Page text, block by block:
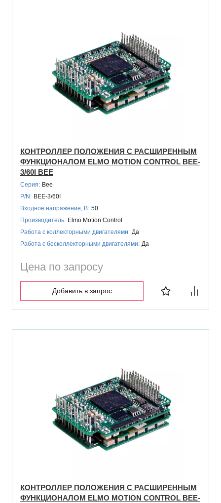
КОНТРОЛЛЕР ПОЛОЖЕНИЯ С РАСШИРЕННЫМ
ФУНКЦИОНАЛОМ ELMO MOTION CONTROL BEE-
3/60I BEE
Серия: Bee
P/N: BEE-3/60I
Входное напряжение, В: 50
Производитель: Elmo Motion Control
Работа с коллекторными двигателями: Да
Работа с бесколлекторными двигателями: Да
Цена по запросу
Добавить в запрос
КОНТРОЛЛЕР ПОЛОЖЕНИЯ С РАСШИРЕННЫМ
ФУНКЦИОНАЛОМ ELMO MOTION CONTROL BEE-